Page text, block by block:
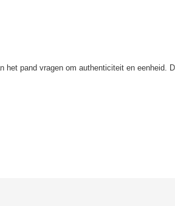
pand vragen om authenticiteit en eenheid.